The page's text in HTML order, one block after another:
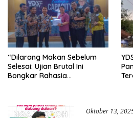
“Dilarang Makan Sebelum
Selesai: Ujian Brutal Ini
Bongkar Rahasia
Oktober 13,